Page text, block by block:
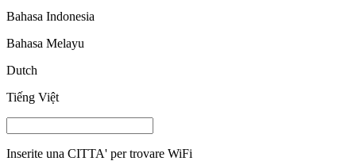
Bahasa Indonesia
Bahasa Melayu
Dutch
Tiếng Việt
Inserite una CITTA' per trovare WiFi